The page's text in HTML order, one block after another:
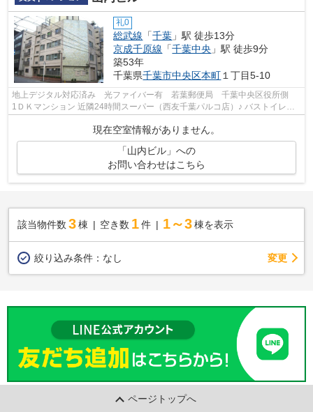
礼0
総武線 「千葉 」駅 徒歩13分
京成千原線 「千葉中央 」駅 徒歩9分
築53年
千葉県千葉市中央区本町 １丁目5-10
地上デジタル対応済み 光ファイバー有 若葉郵便局 千葉中央区役所側
1ＤＫマンション 近隣24時間スーパー（西友千葉パルコ店）♪ バストイレ別♪
コンビニ至近で便利♪
現在空室情報がありません。
「山内ビル」への
お問い合わせはこちら
該当物件数 3棟 空き数 1 件 1～3 棟を表示
絞り込み条件： なし 変更
ページトップへ